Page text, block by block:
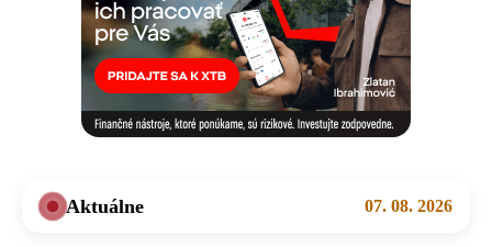
Aktuálne 07. 08. 2026